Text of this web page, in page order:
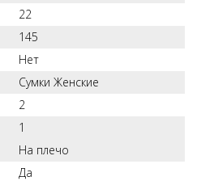
22
145
Нет
Сумки Женские
2
1
На плечо
Да